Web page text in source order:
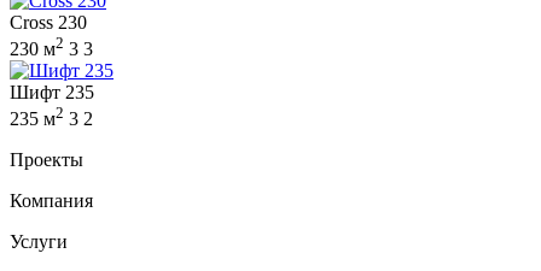
Cross 230
230 м2 3 3
Шифт 235
235 м2 3 2
Проекты
Компания
Услуги